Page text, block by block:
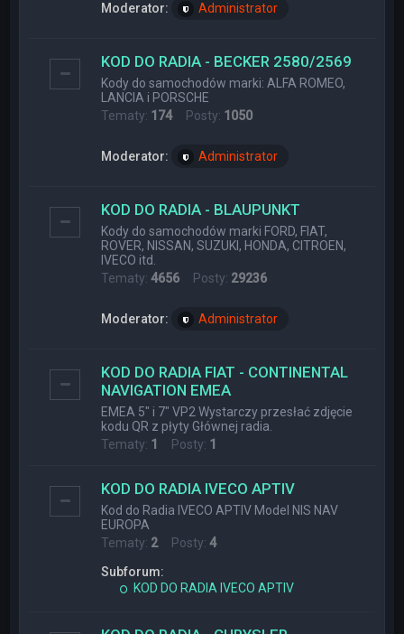
Moderator: Administrator
KOD DO RADIA - BECKER 2580/2569
Kody do samochodów marki: ALFA ROMEO,
LANCIA i PORSCHE
Tematy: 174Posty: 1050
Moderator: Administrator
KOD DO RADIA - BLAUPUNKT
Kody do samochodów marki FORD, FIAT,
ROVER, NISSAN, SUZUKI, HONDA, CITROEN,
IVECO itd.
Tematy:4656 Posty: 29236
Moderator: Administrator
KOD DO RADIA FIAT - CONTINENTAL
NAVIGATION EMEA
EMEA 5" i 7" VP2 Wystarczy przesłać zdjęcie
kodu QR z płyty Głównej radia.
Tematy: 1 Posty: 1
KOD DO RADIA IVECO APTIV
Kod do Radia IVECO APTIV Model NIS NAV
EUROPA
Tematy: 2Posty:4
Subforum:
KOD DO RADIA IVECO APTIV